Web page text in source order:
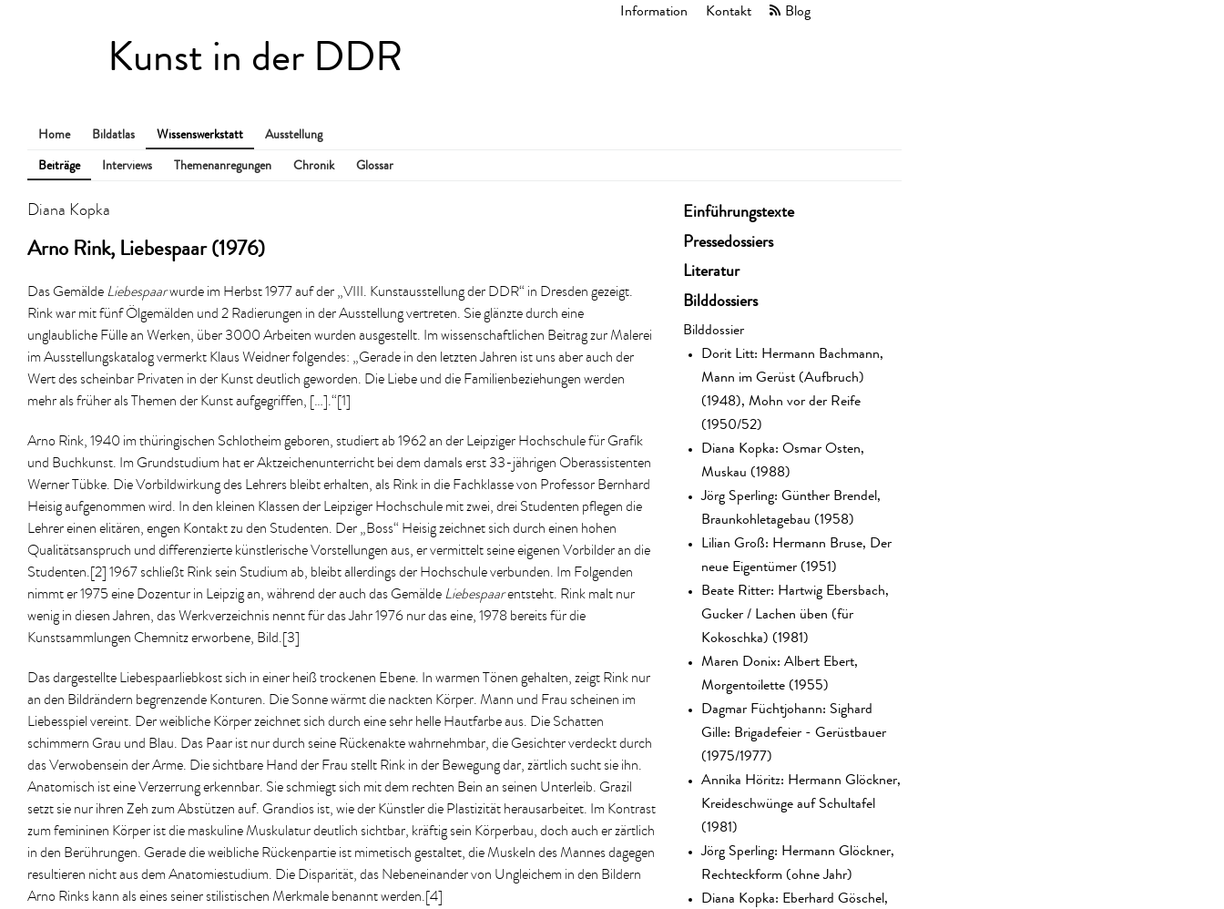
Information Kontakt Blog
Kunst in der DDR
Home Bildatlas Wissenswerkstatt
Ausstellung
Beiträge
Interviews Themenanregungen Chronik Glossar
Einführungstexte
Pressedossiers
Literatur
Bilddossiers
Bilddossier
Dorit Litt: Hermann Bachmann,
Mann im Gerüst (Aufbruch)
(1948), Mohn vor der Reife
(1950/52)
Diana Kopka: Osmar Osten,
Muskau (1988)
Jörg Sperling: Günther Brendel,
Braunkohletagebau (1958)
Lilian Groß: Hermann Bruse, Der
neue Eigentümer (1951)
Beate Ritter: Hartwig Ebersbach,
Gucker / Lachen üben (für
Kokoschka) (1981)
Maren Donix: Albert Ebert,
Morgentoilette (1955)
Dagmar Füchtjohann: Sighard
Gille: Brigadefeier - Gerüstbauer
(1975/1977)
Annika Höritz: Hermann Glöckner,
Kreideschwünge auf Schultafel
(1981)
Jörg Sperling: Hermann Glöckner,
Rechteckform (ohne Jahr)
Diana Kopka: Eberhard Göschel,
Diana Kopka
Arno Rink, Liebespaar (1976)
Das Gemälde Liebespaarwurde im Herbst 1977 auf der „VIII. Kunstausstellung der DDR“ in Dresden gezeigt.
Rink war mit fünf Ölgemälden und 2 Radierungen in der Ausstellung vertreten. Sie glänzte durch eine
unglaubliche Fülle an Werken, über 3000 Arbeiten wurden ausgestellt. Im wissenschaftlichen Beitrag zur Malerei
im Ausstellungskatalog vermerkt Klaus Weidner folgendes: „Gerade in den letzten Jahren ist uns aber auch der
Wert des scheinbar Privaten in der Kunst deutlich geworden. Die Liebe und die Familienbeziehungen werden
mehr als früher als Themen der Kunst aufgegriffen, […].“[1]
Arno Rink, 1940 im thüringischen Schlotheim geboren, studiert ab 1962 an der Leipziger Hochschule für Grafik
und Buchkunst. Im Grundstudium hat er Aktzeichenunterricht bei dem damals erst 33-jährigen Oberassistenten
Werner Tübke. Die Vorbildwirkung des Lehrers bleibt erhalten, als Rink in die Fachklasse von Professor Bernhard
Heisig aufgenommen wird. In den kleinen Klassen der Leipziger Hochschule mit zwei, drei Studenten pflegen die
Lehrer einen elitären, engen Kontakt zu den Studenten. Der „Boss“ Heisig zeichnet sich durch einen hohen
Qualitätsanspruch und differenzierte künstlerische Vorstellungen aus, er vermittelt seine eigenen Vorbilder an die
Studenten.[2] 1967 schließt Rink sein Studium ab, bleibt allerdings der Hochschule verbunden. Im Folgenden
nimmt er 1975 eine Dozentur in Leipzig an, während der auch das Gemälde Liebespaarentsteht. Rink malt nur
wenig in diesen Jahren, das Werkverzeichnis nennt für das Jahr 1976 nur das eine, 1978 bereits für die
Kunstsammlungen Chemnitz erworbene, Bild.[3]
Das dargestellte Liebespaarliebkost sich in einer heiß trockenen Ebene. In warmen Tönen gehalten, zeigt Rink nur
an den Bildrändern begrenzende Konturen. Die Sonne wärmt die nackten Körper. Mann und Frau scheinen im
Liebesspiel vereint. Der weibliche Körper zeichnet sich durch eine sehr helle Hautfarbe aus. Die Schatten
schimmern Grau und Blau. Das Paar ist nur durch seine Rückenakte wahrnehmbar, die Gesichter verdeckt durch
das Verwobensein der Arme. Die sichtbare Hand der Frau stellt Rink in der Bewegung dar, zärtlich sucht sie ihn.
Anatomisch ist eine Verzerrung erkennbar. Sie schmiegt sich mit dem rechten Bein an seinen Unterleib. Grazil
setzt sie nur ihren Zeh zum Abstützen auf. Grandios ist, wie der Künstler die Plastizität herausarbeitet. Im Kontrast
zum femininen Körper ist die maskuline Muskulatur deutlich sichtbar, kräftig sein Körperbau, doch auch er zärtlich
in den Berührungen. Gerade die weibliche Rückenpartie ist mimetisch gestaltet, die Muskeln des Mannes dagegen
resultieren nicht aus dem Anatomiestudium. Die Disparität, das Nebeneinander von Ungleichem in den Bildern
Arno Rinks kann als eines seiner stilistischen Merkmale benannt werden.[4]